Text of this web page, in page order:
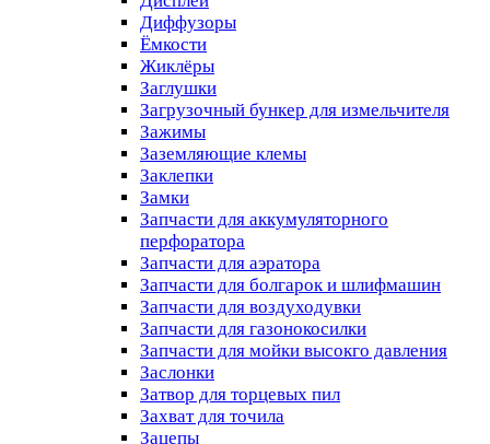
Диффузоры
Ёмкости
Жиклёры
Заглушки
Загрузочный бункер для измельчителя
Зажимы
Заземляющие клемы
Заклепки
Замки
Запчасти для аккумуляторного
перфоратора
Запчасти для аэратора
Запчасти для болгарок и шлифмашин
Запчасти для воздуходувки
Запчасти для газонокосилки
Запчасти для мойки высокго давления
Заслонки
Затвор для торцевых пил
Захват для точила
Зацепы